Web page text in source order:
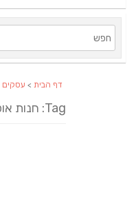
דף הבית > עסקים
Tag: חנות אופניים באשכול